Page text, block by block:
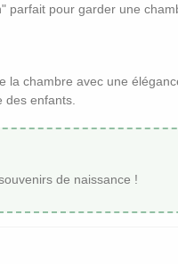
parfait pour garder une
la chambre avec une
enfants.
de naissance !